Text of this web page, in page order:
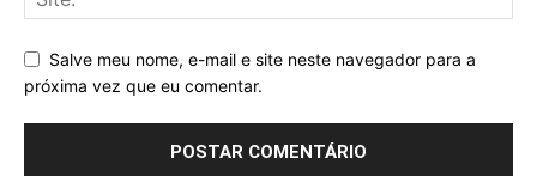
Salve meu nome, e-mail e site neste navegador para a
próxima vez que eu comentar.